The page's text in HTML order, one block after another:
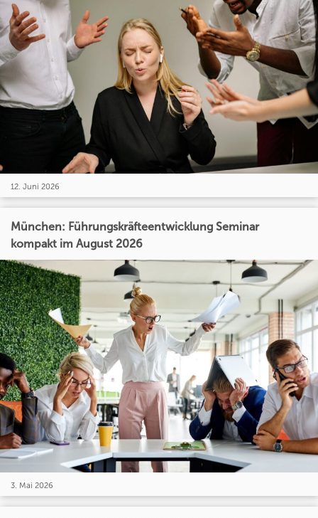
12. Juni 2026
München: Führungskräfteentwicklung Seminar
kompakt im August 2026
3. Mai 2026